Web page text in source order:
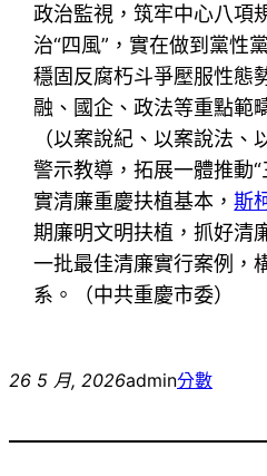
政治監視，筑牢中心八項
治“四風”，實在做到黨性
穩固反腐朽斗爭壓服性態
融、國企、政法等重點範
（以案說紀、以案說法、
警示教導，拓展一體推動
實清廉重慶扶植基本，斯
期廉明文明扶植，抓好清
一批最佳清廉實行案例，
系。（中共重慶市委）
26 5 月, 2026admin分數